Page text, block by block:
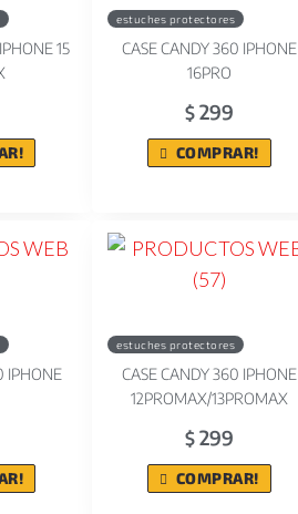
15
estuches protectores
CASE CANDY 360 IPHONE
16PRO
$299
COMPRAR!
IPHONE
estuches protectores
CASE CANDY 360 IPHONE
12PROMAX/13PROMAX
$299
COMPRAR!